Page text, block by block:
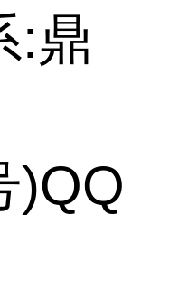
:鼎
)QQ